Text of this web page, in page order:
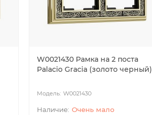
W0021430 Рамка на 2 поста
Palacio Gracia (золото черный)
W0021430
Очень мало